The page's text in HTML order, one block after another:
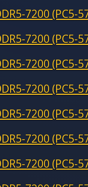
7200 (PC5-
7200 (PC5-
7200 (PC5-
7200 (PC5-
7200 (PC5-
7200 (PC5-
7200 (PC5-